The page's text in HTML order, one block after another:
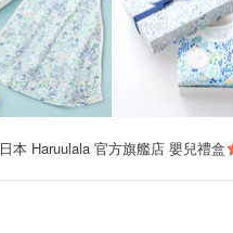
日本 Haruulala 官方旗艦店 嬰兒禮盒